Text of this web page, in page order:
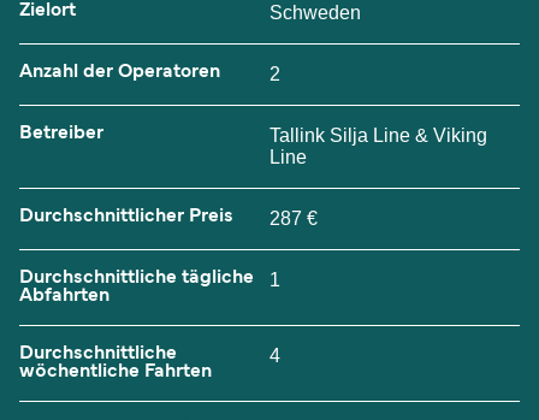
Zielort Schweden
Anzahl der Operatoren 2
Betreiber
Tallink Silja Line & Viking
Line
Durchschnittlicher Preis 287 €
Durchschnittliche tägliche
Abfahrten
1
Durchschnittliche
wöchentliche Fahrten
4